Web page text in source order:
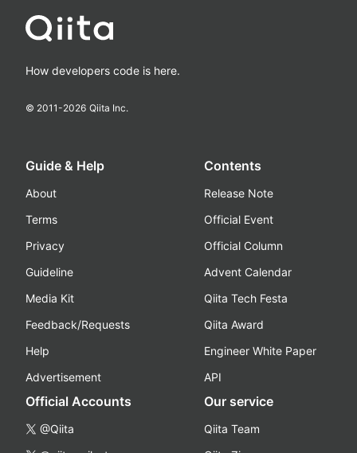
How developers code is here.
© 2011-2026 Qiita Inc.
Guide & Help
About
Terms
Privacy
Guideline
Media Kit
Feedback/Requests
Help
Advertisement
Contents
Release Note
Official Event
Official Column
Advent Calendar
Qiita Tech Festa
Qiita Award
Engineer White Paper
API
Official Accounts
@Qiita
Our service
Qiita Team